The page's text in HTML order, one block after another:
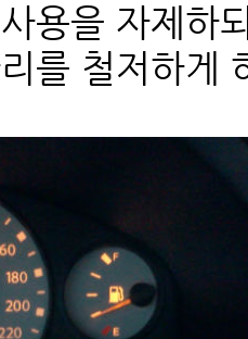
용을 자제하
를 철저하게